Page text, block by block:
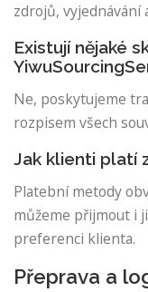
zdrojů, vyjednávání
Existují nějaké
Ne, poskytujeme
rozpisem všech
Jak klienti platí
Platební metody
můžeme přijmout i
preferenci klienta.
Přeprava a